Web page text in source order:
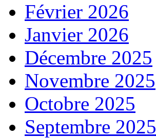
Février 2026
Janvier 2026
Décembre 2025
Novembre 2025
Octobre 2025
Septembre 2025